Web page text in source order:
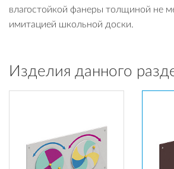
влагостойкой фанеры толщиной не
имитацией школьной доски.
Изделия данного